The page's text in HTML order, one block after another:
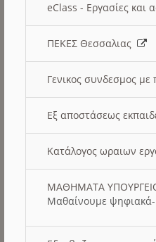
eClass - Εργασίες και
ΠΕΚΕΣ Θεσσαλιας
Γενικος συνδεσμος
Εξ αποστάσεως
Κατάλογος ωραιων
ΜΑΘΗΜΑΤΑ
Μαθαίνουμε